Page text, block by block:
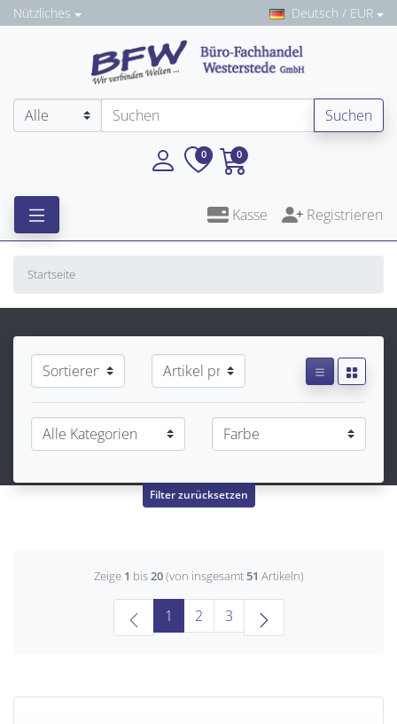
Nützliches Deutsch / EUR
Suchen
0 0
Kasse Registrieren
Startseite
Filter zurücksetzen
Zeige 1 bis20(von insgesamt51 Artikeln)
1 (current)
2 3